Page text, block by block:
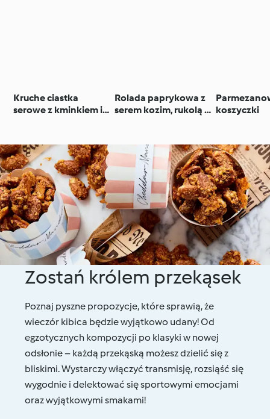
Kruche ciastka
serowe z kminkiem i
Rolada paprykowa z
serem kozim, rukolą i
koszyczki
Zostań królem przekąsek
Poznaj pyszne propozycje, które sprawią, że
wieczór kibica będzie wyjątkowo udany! Od
egzotycznych kompozycji po klasyki w nowej
odsłonie – każdą przekąską możesz dzielić się z
bliskimi. Wystarczy włączyć transmisję, rozsiąść się
wygodnie i delektować się sportowymi emocjami
oraz wyjątkowymi smakami!